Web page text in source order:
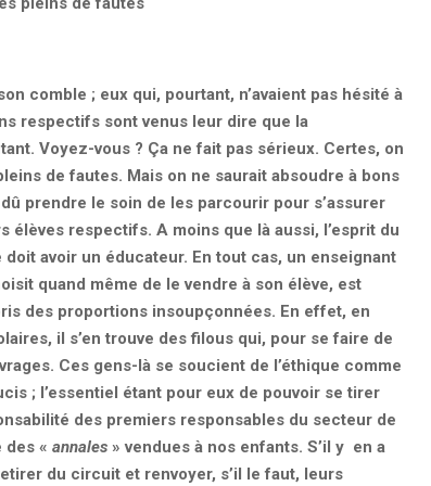
comble ; eux qui, pourtant, n’avaient pas hésité à
respectifs sont venus leur dire que la
Voyez-vous ? Ça ne fait pas sérieux. Certes, on
de fautes. Mais on ne saurait absoudre à bons
prendre le soin de les parcourir pour s’assurer
élèves respectifs. A moins que là aussi, l’esprit du
avoir un éducateur. En tout cas, un enseignant
quand même de le vendre à son élève, est
des proportions insoupçonnées. En effet, en
il s’en trouve des filous qui, pour se faire de
Ces gens-là se soucient de l’éthique comme
; l’essentiel étant pour eux de pouvoir se tirer
des premiers responsables du secteur de
des « annales » vendues à nos enfants. S’il y en a
du circuit et renvoyer, s’il le faut, leurs